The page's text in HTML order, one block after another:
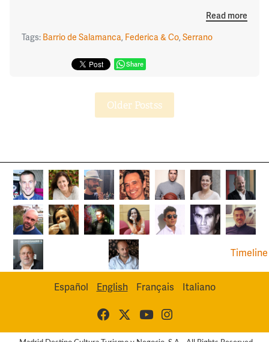
Read more
Tags: Barrio de Salamanca, Federica & Co, Serrano
Share
Older Postss
Timeline
Español English Français Italiano